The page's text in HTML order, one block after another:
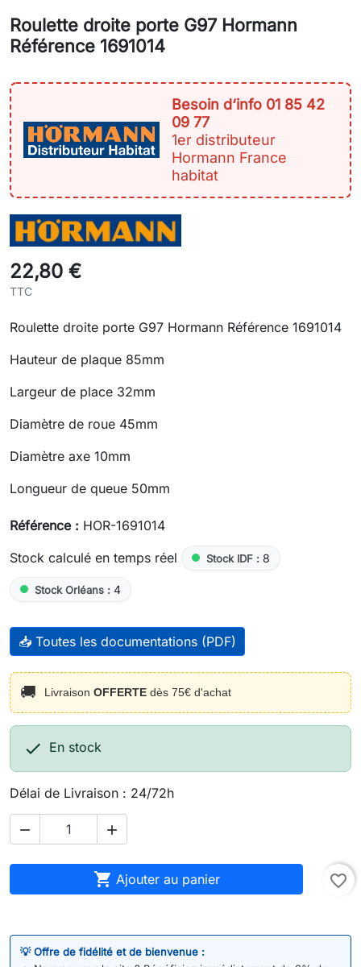
Roulette droite porte G97 Hormann
Référence 1691014
Besoin d‘info 01 85 42
09 77
1er distributeur
Hormann France
habitat
22,80 €
TTC
Roulette droite porte G97 Hormann Référence 1691014
Hauteur de plaque 85mm
Largeur de place 32mm
Diamètre de roue 45mm
Diamètre axe 10mm
Longueur de queue 50mm
Référence : HOR-1691014
Stock calculé en temps réel
Stock IDF : 8
Stock Orléans : 4
📥 Toutes les documentations (PDF)
🚚 Livraison OFFERTE dès 75€ d'achat
 En stock
Délai de Livraison : 24/72h
 
 Ajouter au panier favorite_border
💡 Offre de fidélité et de bienvenue :